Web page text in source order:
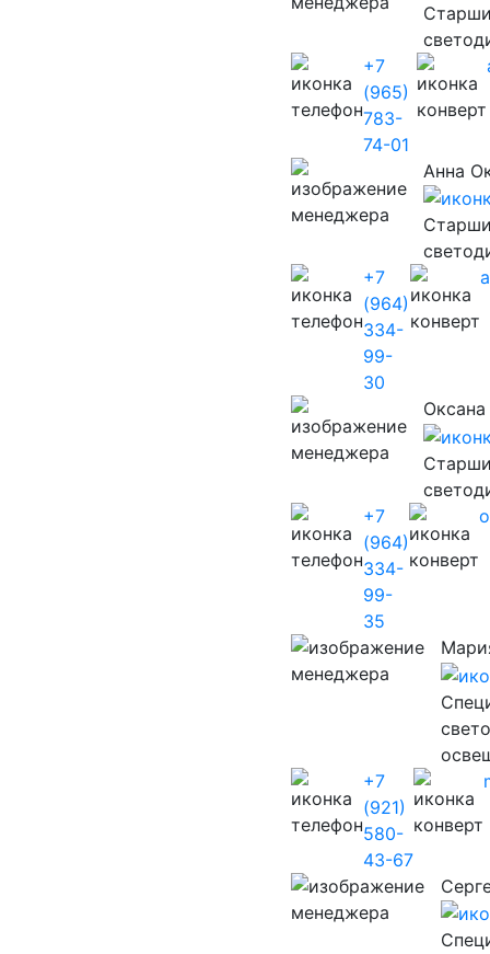
+7
(965)
783-
74-01
Анна
+7
(964)
334-
99-
30
+7
(964)
334-
99-
35
+7
(921)
580-
43-67